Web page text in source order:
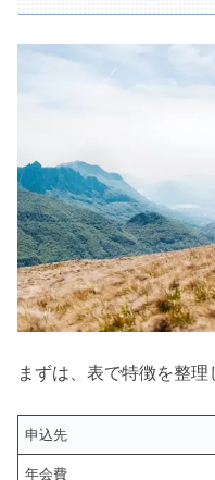
まずは、表で特徴を整理
申込先
年会費